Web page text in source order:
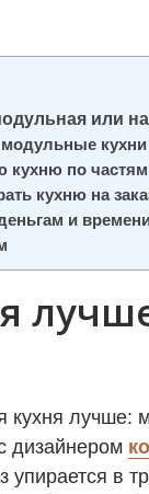
или на
кухни
кухню по частям
кухню на
и
кухня лучше:
дизайнером
упирается в